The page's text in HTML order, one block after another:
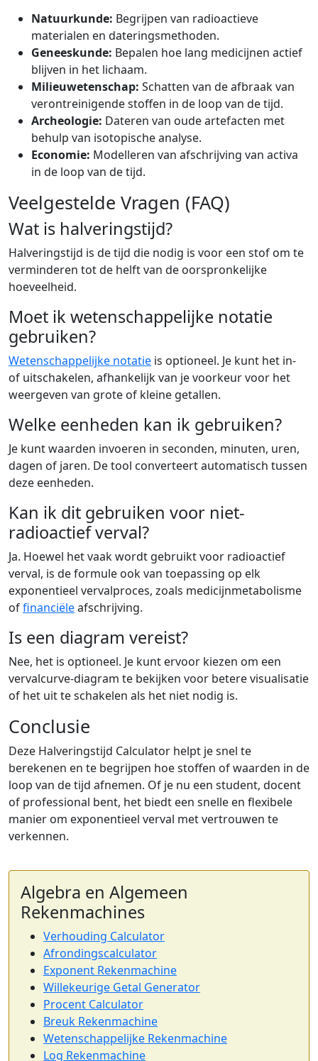
Natuurkunde: Begrijpen van radioactieve
materialen en dateringsmethoden.
Geneeskunde: Bepalen hoe lang medicijnen actief
blijven in het lichaam.
Milieuwetenschap: Schatten van de afbraak van
verontreinigende stoffen in de loop van de tijd.
Archeologie: Dateren van oude artefacten met
behulp van isotopische analyse.
Economie: Modelleren van afschrijving van activa
in de loop van de tijd.
Veelgestelde Vragen (FAQ)
Wat is halveringstijd?
Halveringstijd is de tijd die nodig is voor een stof om te
verminderen tot de helft van de oorspronkelijke
hoeveelheid.
Moet ik wetenschappelijke notatie
gebruiken?
Wetenschappelijke notatie is optioneel. Je kunt het in-
of uitschakelen, afhankelijk van je voorkeur voor het
weergeven van grote of kleine getallen.
Welke eenheden kan ik gebruiken?
Je kunt waarden invoeren in seconden, minuten, uren,
dagen of jaren. De tool converteert automatisch tussen
deze eenheden.
Kan ik dit gebruiken voor niet-
radioactief verval?
Ja. Hoewel het vaak wordt gebruikt voor radioactief
verval, is de formule ook van toepassing op elk
exponentieel vervalproces, zoals medicijnmetabolisme
offinanciëleafschrijving.
Is een diagram vereist?
Nee, het is optioneel. Je kunt ervoor kiezen om een
vervalcurve-diagram te bekijken voor betere visualisatie
of het uit te schakelen als het niet nodig is.
Conclusie
Deze Halveringstijd Calculator helpt je snel te
berekenen en te begrijpen hoe stoffen of waarden in de
loop van de tijd afnemen. Of je nu een student, docent
of professional bent, het biedt een snelle en flexibele
manier om exponentieel verval met vertrouwen te
verkennen.
Algebra en Algemeen
Rekenmachines
Verhouding Calculator
Afrondingscalculator
Exponent Rekenmachine
Willekeurige Getal Generator
Procent Calculator
Breuk Rekenmachine
Wetenschappelijke Rekenmachine
Log Rekenmachine